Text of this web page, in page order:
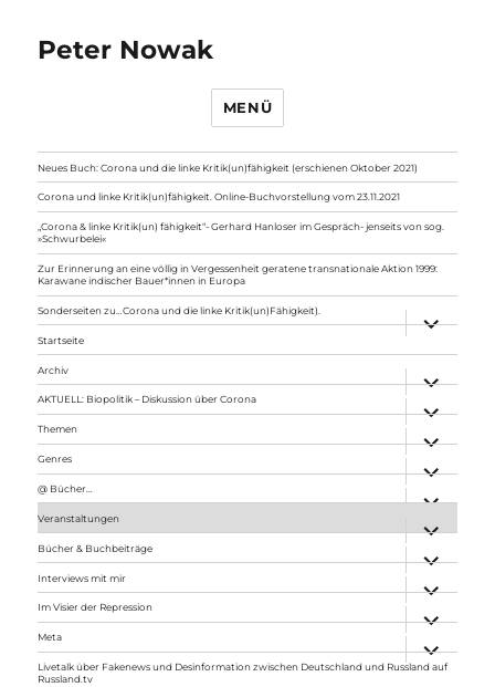
Peter Nowak
MENÜ
Neues Buch: Corona und die linke Kritik(un)fähigkeit (erschienen Oktober 2021)
Corona und linke Kritik(un)fähigkeit. Online-Buchvorstellung vom 23.11.2021
„Corona & linke Kritik(un) fähigkeit“- Gerhard Hanloser im Gespräch- jenseits von sog.
»Schwurbelei«
Zur Erinnerung an eine völlig in Vergessenheit geratene transnationale Aktion 1999:
Karawane indischer Bauer*innen in Europa
Sonderseiten zu…Corona und die linke Kritik(un)Fähigkeit).
anzeigen
Startseite
Archiv
anzeigen
AKTUELL: Biopolitik – Diskussion über Corona
anzeigen
Themen
anzeigen
Genres
anzeigen
@ Bücher…
Veranstaltungen
anzeigen
Bücher & Buchbeiträge
anzeigen
Interviews mit mir
anzeigen
Im Visier der Repression
anzeigen
Meta
anzeigen
Livetalk über Fakenews und Desinformation zwischen Deutschland und Russland auf
Russland.tv